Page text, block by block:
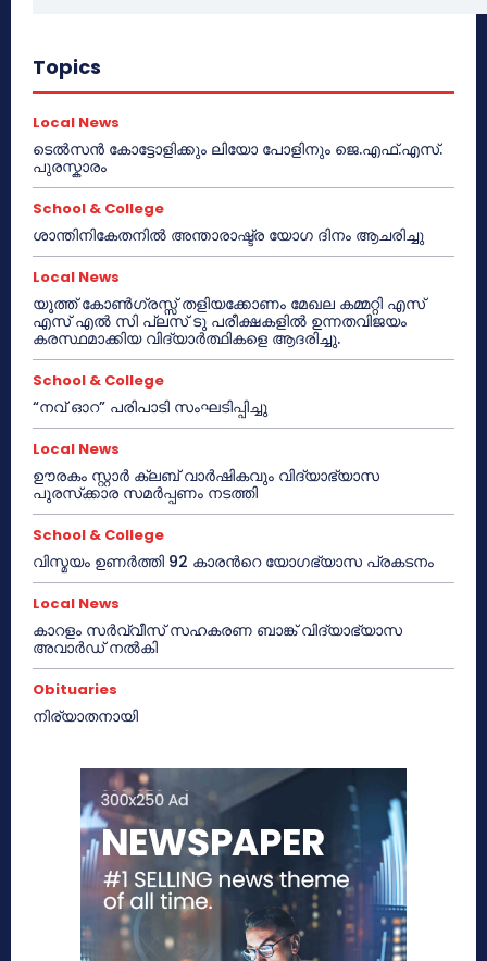
Topics
Local News
ടെൽസൻ കോട്ടോളിക്കും ലിയോ പോളിനും ജെ.എഫ്.എസ്.
പുരസ്കാരം
School & College
ശാന്തിനികേതനിൽ അന്താരാഷ്ട്ര യോഗ ദിനം ആചരിച്ചു
Local News
യൂത്ത് കോൺഗ്രസ്സ് തളിയക്കോണം മേഖല കമ്മറ്റി എസ്
എസ് എൽ സി പ്ലസ് ടു പരീക്ഷകളിൽ ഉന്നതവിജയം
കരസ്ഥമാക്കിയ വിദ്യാർത്ഥികളെ ആദരിച്ചു.
School & College
“നവ് ഓറ” പരിപാടി സംഘടിപ്പിച്ചു
Local News
ഊരകം സ്റ്റാർ ക്ലബ് വാർഷികവും വിദ്യാഭ്യാസ
പുരസ്‌ക്കാര സമർപ്പണം നടത്തി
School & College
വിസ്മയം ഉണർത്തി 92 കാരൻറെ യോഗഭ്യാസ പ്രകടനം
Local News
കാറളം സർവ്വീസ് സഹകരണ ബാങ്ക് വിദ്യാഭ്യാസ
അവാർഡ് നൽകി
Obituaries
നിര്യാതനായി